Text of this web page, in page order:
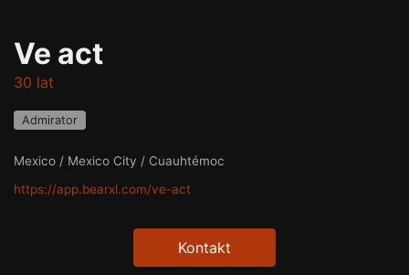
Ve act
30 lat
Admirator
Mexico / Mexico City / Cuauhtémoc
https://app.bearxl.com/ve-act
Kontakt